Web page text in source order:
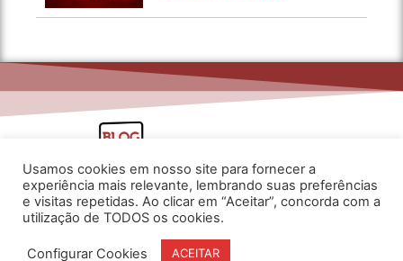
www.flaviarita.com
Usamos cookies em nosso site para fornecer a
experiência mais relevante, lembrando suas preferências
e visitas repetidas. Ao clicar em “Aceitar”, concorda com a
utilização de TODOS os cookies.
Configurar Cookies ACEITAR